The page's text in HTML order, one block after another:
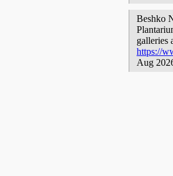
Beshko
galleries
https://
Aug